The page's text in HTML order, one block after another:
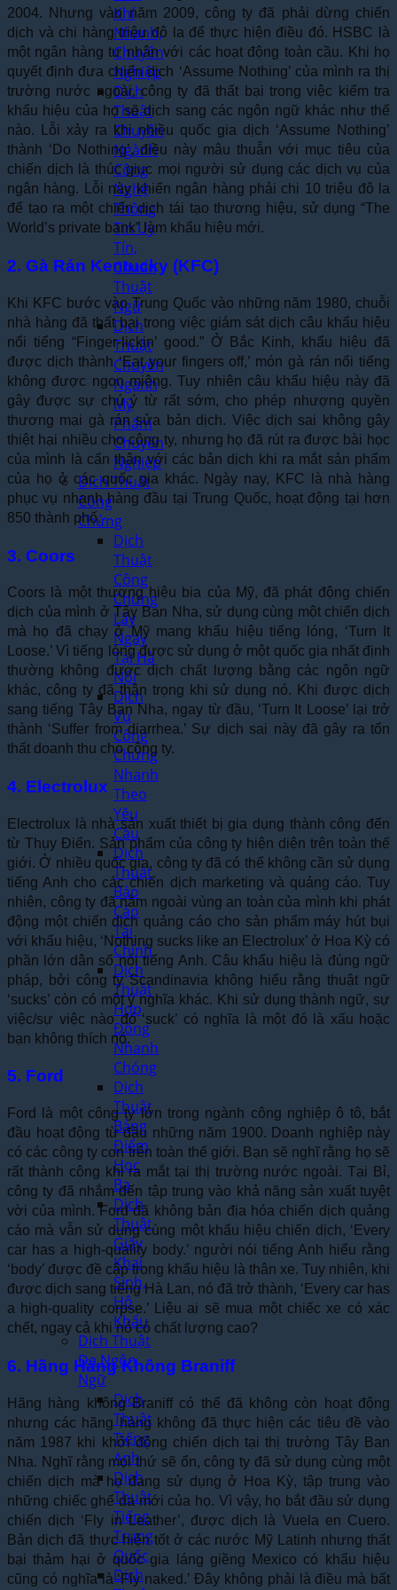
Khí
Nhanh,
Chuyên
Nghiệp
Dịch
Thuật
Chuyên
Ngành
Công
Nghệ
Thông
Tin Uy
Tín,
Chuẩn
Thuật
Ngữ
Dịch
Thuật
Chuyên
Ngành
Mỹ
Phẩm
Chuyên
Nghiệp
Dịch Thuật
Công
Chứng
Dịch
Thuật
Công
Chứng
Lấy
Ngay
Tại Hà
Nội
Dịch
Vụ
Công
Chứng
Nhanh
Theo
Yêu
Cầu
Dịch
Thuật
Báo
Cáo
Tài
Chính
Dịch
Thuật
Hợp
Đồng
Nhanh
Chóng
Dịch
Thuật
Bảng
Điểm
Học
Bạ
Dịch
Thuật
Giấy
Khai
Sinh,
Hộ
Khẩu
Dịch Thuật
Đa Ngôn
Ngữ
Dịch
Thuật
Tiếng
Anh
Dịch
Thuật
Tiếng
Trung
Quốc
Dịch
2004. Nhưng vào năm 2009, công ty đã phải dừng chiến
dịch và chi hàng triệu đô la để thực hiện điều đó. HSBC là
một ngân hàng tư nhân với các hoạt động toàn cầu. Khi họ
quyết định đưa chiến dịch ‘Assume Nothing’ của mình ra thị
trường nước ngoài, công ty đã thất bại trong việc kiểm tra
khẩu hiệu của họ sẽ dịch sang các ngôn ngữ khác như thế
nào. Lỗi xảy ra khi nhiều quốc gia dịch ‘Assume Nothing’
thành ‘Do Nothing’, điều này mâu thuẫn với mục tiêu của
chiến dịch là thúc giục mọi người sử dụng các dịch vụ của
ngân hàng. Lỗi này khiến ngân hàng phải chi 10 triệu đô la
để tạo ra một chiến dịch tái tạo thương hiệu, sử dụng “The
World’s private bank” làm khẩu hiệu mới.
2. Gà Rán Kentucky (KFC)
Khi KFC bước vào Trung Quốc vào những năm 1980, chuỗi
nhà hàng đã thất bại trong việc giám sát dịch câu khẩu hiệu
nổi tiếng “Finger-lickin’ good.” Ở Bắc Kinh, khẩu hiệu đã
được dịch thành ‘Eat your fingers off,’ món gà rán nổi tiếng
không được ngon miệng. Tuy nhiên câu khẩu hiệu này đã
gây được sự chú ý từ rất sớm, cho phép nhượng quyền
thương mại gà rán sửa bản dịch. Việc dịch sai không gây
thiệt hại nhiều cho công ty, nhưng họ đã rút ra được bài học
của mình là cẩn thận với các bản dịch khi ra mắt sản phẩm
của họ ở các quốc gia khác. Ngày nay, KFC là nhà hàng
phục vụ nhanh hàng đầu tại Trung Quốc, hoạt động tại hơn
850 thành phố.
3. Coors
Coors là một thương hiệu bia của Mỹ, đã phát động chiến
dịch của mình ở Tây Ban Nha, sử dụng cùng một chiến dịch
mà họ đã chạy ở Mỹ mang khẩu hiệu tiếng lóng, ‘Turn It
Loose.’ Vì tiếng lóng được sử dụng ở một quốc gia nhất định
thường không được dịch chất lượng bằng các ngôn ngữ
khác, công ty đã thận trọng khi sử dụng nó. Khi được dịch
sang tiếng Tây Ban Nha, ngay từ đầu, ‘Turn It Loose’ lại trở
thành ‘Suffer from diarrhea.’ Sự dịch sai này đã gây ra tổn
thất doanh thu cho công ty.
4. Electrolux
Electrolux là nhà sản xuất thiết bị gia dụng thành công đến
từ Thụy Điển. Sản phẩm của công ty hiện diện trên toàn thế
giới. Ở nhiều quốc gia, công ty đã có thể không cần sử dụng
tiếng Anh cho các chiến dịch marketing và quảng cáo. Tuy
nhiên, công ty đã nằm ngoài vùng an toàn của mình khi phát
động một chiến dịch quảng cáo cho sản phẩm máy hút bụi
với khẩu hiệu, ‘Nothing sucks like an Electrolux’ ở Hoa Kỳ có
phần lớn dân số nói tiếng Anh. Câu khẩu hiệu là đúng ngữ
pháp, bởi công ty Scandinavia không hiểu rằng thuật ngữ
‘sucks’ còn có một ý nghĩa khác. Khi sử dụng thành ngữ, sự
việc/sự việc nào đó ‘suck’ có nghĩa là một đó là xấu hoặc
bạn không thích nó.
5. Ford
Ford là một công ty lớn trong ngành công nghiệp ô tô, bắt
đầu hoạt động từ đầu những năm 1900. Doanh nghiệp này
có các công ty con trên toàn thế giới. Bạn sẽ nghĩ rằng họ sẽ
rất thành công khi ra mắt tại thị trường nước ngoài. Tại Bỉ,
công ty đã nhắm đến tập trung vào khả năng sản xuất tuyệt
vời của mình. Ford đã không bản địa hóa chiến dịch quảng
cáo mà vẫn sử dụng cùng một khẩu hiệu chiến dịch, ‘Every
car has a high-quality body.’ người nói tiếng Anh hiểu rằng
‘body’ được đề cập trong khẩu hiệu là thân xe. Tuy nhiên, khi
được dịch sang tiếng Hà Lan, nó đã trở thành, ‘Every car has
a high-quality corpse.’ Liệu ai sẽ mua một chiếc xe có xác
chết, ngay cả khi nó có chất lượng cao?
6. Hãng Hàng Không Braniff
Hãng hàng không Braniff có thể đã không còn hoạt động
nhưng các hãng hàng không đã thực hiện các tiêu đề vào
năm 1987 khi khởi động chiến dịch tại thị trường Tây Ban
Nha. Nghĩ rằng mọi thứ sẽ ổn, công ty đã sử dụng cùng một
chiến dịch mà họ đang sử dụng ở Hoa Kỳ, tập trung vào
những chiếc ghế da mới của họ. Vì vậy, họ bắt đầu sử dụng
chiến dịch ‘Fly in Leather’, được dịch là Vuela en Cuero.
Bản dịch đã thực hiện tốt ở các nước Mỹ Latinh nhưng thất
bại thảm hại ở quốc gia láng giềng Mexico có khẩu hiệu
cũng có nghĩa là ‘Fly naked.’ Đây không phải là điều mà bất